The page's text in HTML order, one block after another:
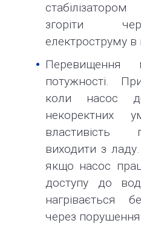
згоріти
електроструму в
Перевищення
потужності.
коли насос
некоректних
властивість
виходити з
якщо насос
доступу до
нагрівається
через порушення